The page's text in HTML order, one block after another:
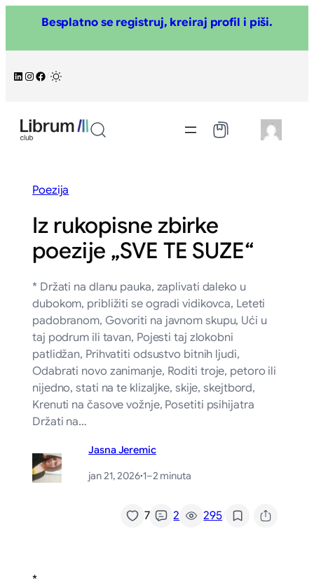
sadržaj
Besplatno se registruj, kreiraj profil i piši.
LinkedIn
Instagram
Facebook
Poezija
Iz rukopisne zbirke
poezije „SVE TE SUZE“
* Držati na dlanu pauka, zaplivati daleko u
dubokom, približiti se ogradi vidikovca, Leteti
padobranom, Govoriti na javnom skupu, Ući u
taj podrum ili tavan, Pojesti taj zlokobni
patlidžan, Prihvatiti odsustvo bitnih ljudi,
Odabrati novo zanimanje, Roditi troje, petoro ili
nijedno, stati na te klizaljke, skije, skejtbord,
Krenuti na časove vožnje, Posetiti psihijatra
Držati na…
Jasna Jeremic
jan 21, 2026·1–2 minuta
7 2 295/
*